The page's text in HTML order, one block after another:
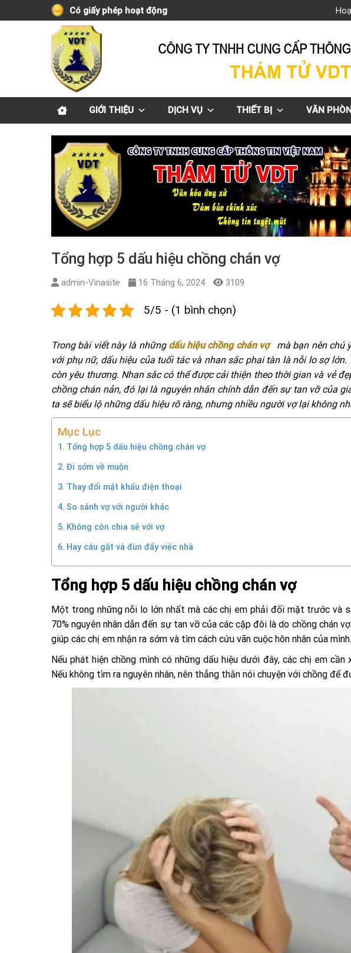
to
Có giấy phép hoạt động
GIỚI THIỆU DỊCH VỤ THIẾT BỊ VĂN
Tổng hợp 5 dấu hiệu chồng chán vợ
admin-Vinasite 16 Tháng 6, 2024 3109
5/5 - (1 bình chọn)
Trong bài viết này là những dấu hiệu chồng chán vợ mà bạn nên chú
với phụ nữ, dấu hiệu của tuổi tác và nhan sắc phai tàn là nỗi lo sợ
còn yêu thương. Nhan sắc có thể được cải thiện theo thời gian và vẻ
chồng chán nản, đó lại là nguyên nhân chính dẫn đến sự tan vỡ của
ta sẽ biểu lộ những dấu hiệu rõ ràng, nhưng nhiều người vợ lại không
Mục Lục
Tổng hợp 5 dấu hiệu chồng chán vợ
Đi sớm về muộn
Thay đổi mật khẩu điện thoại
So sánh vợ với người khác
Không còn chia sẻ với vợ
Hay cáu gắt và đùn đẩy việc nhà
Tổng hợp 5 dấu hiệu chồng chán vợ
Một trong những nỗi lo lớn nhất mà các chị em phải đối mặt trước và
70% nguyên nhân dẫn đến sự tan vỡ của các cặp đôi là do chồng chán vợ.
giúp các chị em nhận ra sớm và tìm cách cứu vãn cuộc hôn nhân của mình.
Nếu phát hiện chồng mình có những dấu hiệu dưới đây, các chị em
Nếu không tìm ra nguyên nhân, nên thẳng thắn nói chuyện với chồng để